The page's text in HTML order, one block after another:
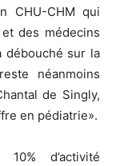
CHU-CHM qui
des médecins
débouché sur la
néanmoins
de Singly,
en pédiatrie».
d’activité